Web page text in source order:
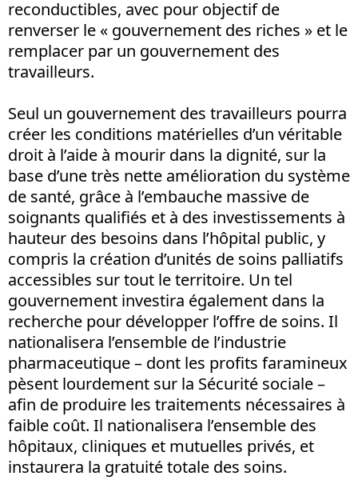
reconductibles, avec pour objectif de
renverser le « gouvernement des riches » et le
remplacer par un gouvernement des
travailleurs.
Seul un gouvernement des travailleurs pourra
créer les conditions matérielles d’un véritable
droit à l’aide à mourir dans la dignité, sur la
base d’une très nette amélioration du système
de santé, grâce à l’embauche massive de
soignants qualifiés et à des investissements à
hauteur des besoins dans l’hôpital public, y
compris la création d’unités de soins palliatifs
accessibles sur tout le territoire. Un tel
gouvernement investira également dans la
recherche pour développer l’offre de soins. Il
nationalisera l’ensemble de l’industrie
pharmaceutique – dont les profits faramineux
pèsent lourdement sur la Sécurité sociale –
afin de produire les traitements nécessaires à
faible coût. Il nationalisera l’ensemble des
hôpitaux, cliniques et mutuelles privés, et
instaurera la gratuité totale des soins.